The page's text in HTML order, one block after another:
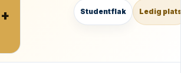
+ Studentflak Ledig